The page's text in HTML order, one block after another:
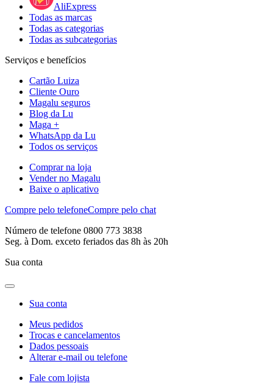
AliExpress
Todas as marcas
Todas as categorias
Todas as subcategorias
Serviços e benefícios
Cartão Luiza
Cliente Ouro
Magalu seguros
Blog da Lu
Maga +
WhatsApp da Lu
Todos os serviços
Comprar na loja
Vender no Magalu
Baixe o aplicativo
Compre pelo telefoneCompre pelo chat
Número de telefone 0800 773 3838
Seg. à Dom. exceto feriados das 8h às 20h
Sua conta
Sua conta
Meus pedidos
Trocas e cancelamentos
Dados pessoais
Alterar e-mail ou telefone
Fale com lojista